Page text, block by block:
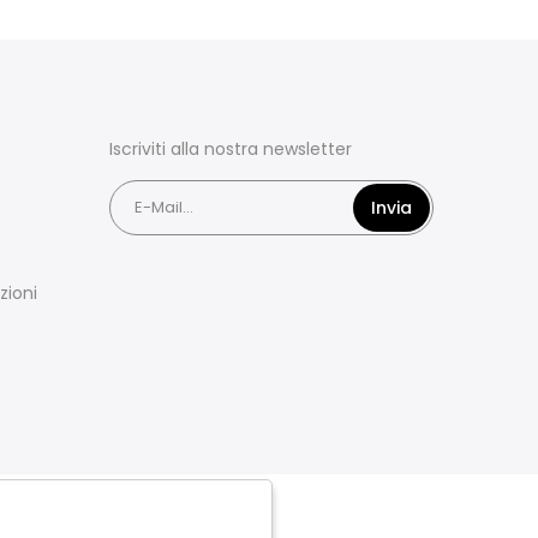
Iscriviti alla nostra newsletter
Invia